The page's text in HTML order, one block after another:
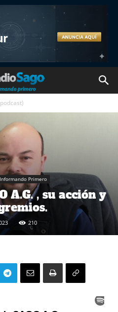
Informando Primero
A.G. , su acción y
210